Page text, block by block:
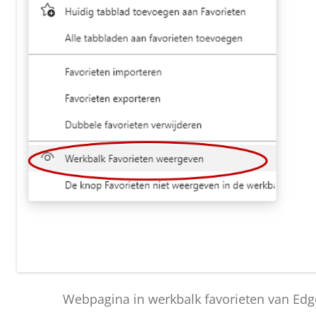
Webpagina in werkbalk favorieten van